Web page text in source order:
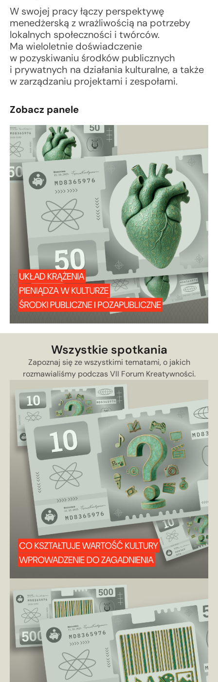
W swojej pracy łączy perspektywę
menedżerską z wrażliwością na potrzeby
lokalnych społeczności i twórców.
Ma wieloletnie doświadczenie
w pozyskiwaniu środków publicznych
i prywatnych na działania kulturalne, a także
w zarządzaniu projektami i zespołami.
Zobacz panele
Wszystkie spotkania
Zapoznaj się ze wszystkimi tematami, o jakich
rozmawialiśmy podczas VII Forum Kreatywności.